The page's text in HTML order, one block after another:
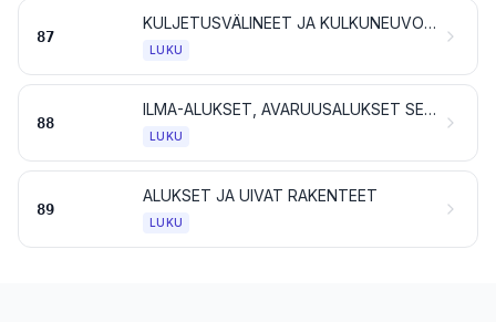
87
KULJETUSVÄLINEET JA KULKUNEUVOT, MUUT KUIN RAUTATIEN TAI RAITIOTIEN LIIKKUVAAN KALUSTOON KUULUVAT, SEKÄ NIIDEN OSAT JA TARVIKKEET
LUKU
88
ILMA-ALUKSET, AVARUUSALUKSET SEKÄ NIIDEN OSAT
LUKU
89
ALUKSET JA UIVAT RAKENTEET
LUKU